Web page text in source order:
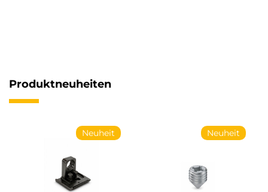
Produktneuheiten
Neuheit Neuheit